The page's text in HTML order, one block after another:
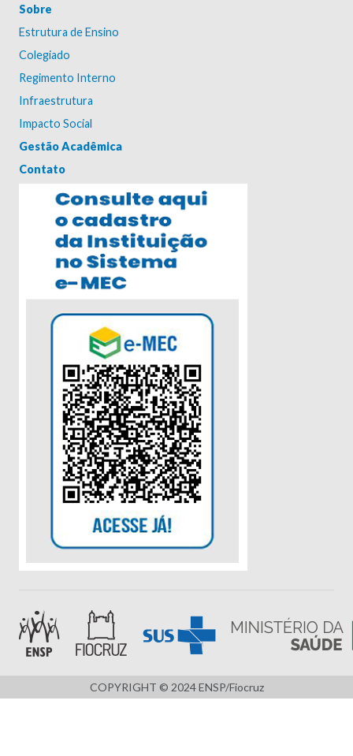
Sobre
Estrutura de Ensino
Colegiado
Regimento Interno
Infraestrutura
Impacto Social
Gestão Acadêmica
Contato
COPYRIGHT © 2024 ENSP/Fiocruz